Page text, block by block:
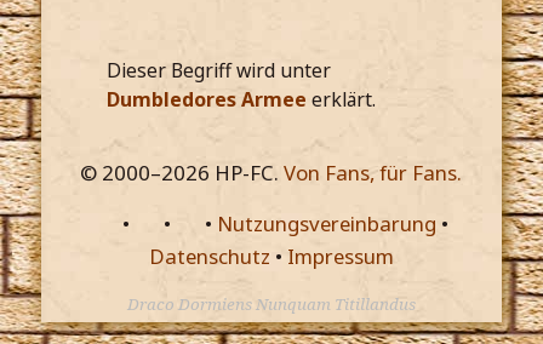
Dieser Begriff wird unter
Dumbledores Armee erklärt.
© 2000–2026 HP-FC.Von Fans, für Fans.
•
• • Nutzungsvereinbarung •
Datenschutz • Impressum
Draco Dormiens Nunquam Titillandus